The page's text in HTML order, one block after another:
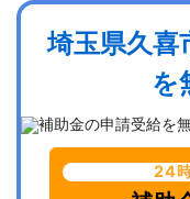
埼玉県久喜
を
24